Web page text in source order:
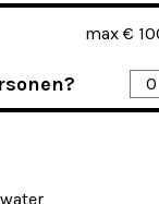
max €